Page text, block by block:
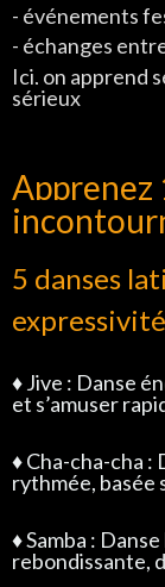
- événements
- échanges
Ici, on apprend
sérieux
Apprenez
5 danses
expressivité
♦ Jive : Danse
et s’amuser
♦Cha-cha-cha :
rythmée, basée
♦Samba :
rebondissante,